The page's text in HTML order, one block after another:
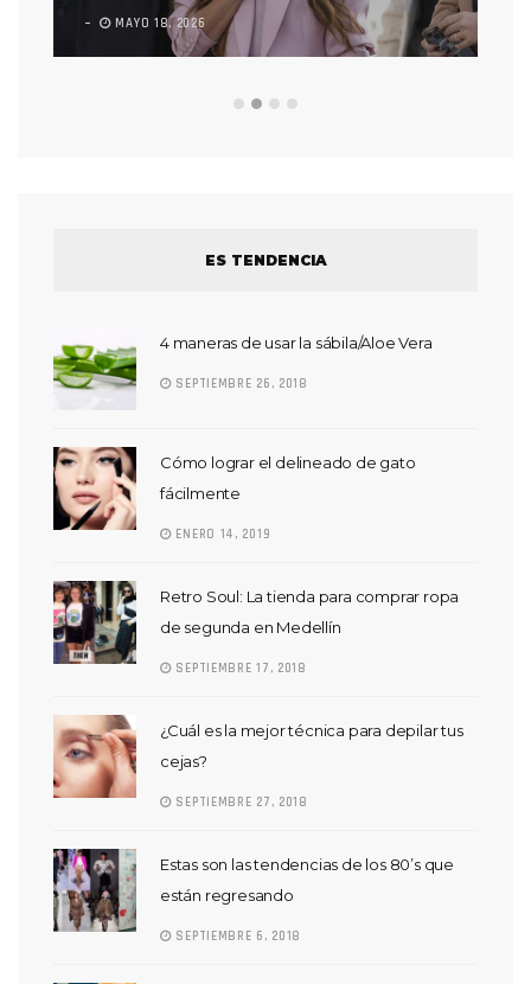
MAYO 18, 2026
ES TENDENCIA
4 maneras de usar la sábila/Aloe Vera
SEPTIEMBRE 26, 2018
Cómo lograr el delineado de gato
fácilmente
ENERO 14, 2019
Retro Soul: La tienda para comprar ropa
de segunda en Medellín
SEPTIEMBRE 17, 2018
¿Cuál es la mejor técnica para depilar tus
cejas?
SEPTIEMBRE 27, 2018
Estas son las tendencias de los 80’s que
están regresando
SEPTIEMBRE 6, 2018